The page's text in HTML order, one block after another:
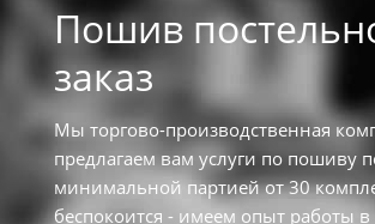
Пошив
заказ
Мы торгово-производственная
предлагаем вам услуги по пошиву
минимальной партией от 30
беспокоится - имеем опыт работы в